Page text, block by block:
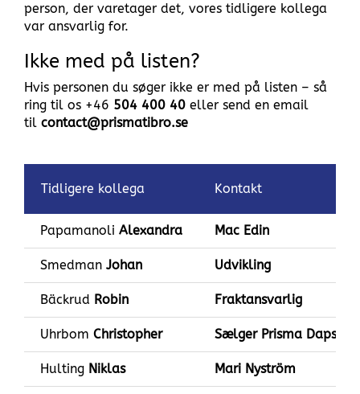
person, der varetager det, vores tidligere kollega
var ansvarlig for.
Ikke med på listen?
Hvis personen du søger ikke er med på listen – så
ring til os +46 504 400 40eller send en email
til contact@prismatibro.se
Tidligere kollega Kontakt
Papamanoli Alexandra Mac Edin
Smedman Johan Udvikling
Bäckrud Robin Fraktansvarlig
Uhrbom Christopher Sælger Prisma Daps
Hulting Niklas Mari Nyström